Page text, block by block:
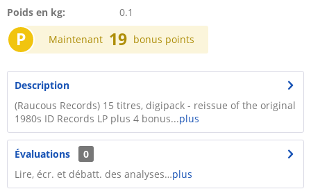
Poids en kg:
0.1
P Maintenant 19 bonus points
Description
(Raucous Records) 15 titres, digipack - reissue of the original
1980s ID Records LP plus 4 bonus...plus
Évaluations
0
Lire, écr. et débatt. des analyses…plus